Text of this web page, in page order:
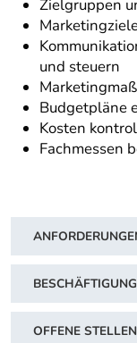
Zielgruppen
und steuern
Budgetpläne
Kosten
Fachmessen
OFFENE STELLEN